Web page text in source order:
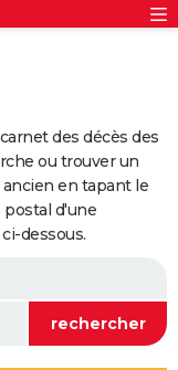
des décès des
ou trouver un
ancien en tapant le
d'une
dessous.